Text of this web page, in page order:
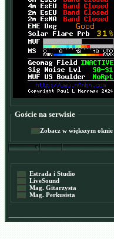
Goście na serwisie
Zobacz w większym oknie
Estrada i Studio
LiveSound
Mag. Gitarzysta
Mag. Perkusista